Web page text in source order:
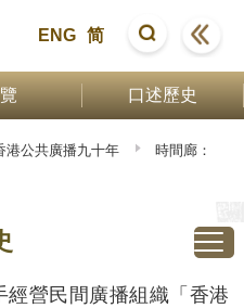
ENG 简
口述歷史
公共廣播九十年
時間廊：
經營民間廣播組織「香港